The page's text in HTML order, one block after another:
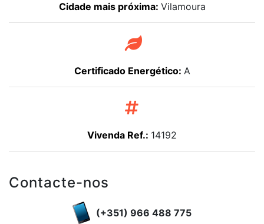
Cidade mais próxima: Vilamoura
Certificado Energético: A
Vivenda Ref.: 14192
Contacte-nos
(+351) 966 488 775